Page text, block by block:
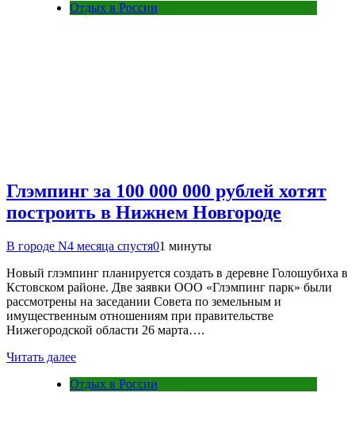
Отдых в России
Глэмпинг за 100 000 000 рублей хотят
построить в Нижнем Новгороде
В городе N4 месяца спустя01 минуты
Новый глэмпинг планируется создать в деревне Голошубиха в
Кстовском районе. Две заявки ООО «Глэмпинг парк» были
рассмотрены на заседании Совета по земельным и
имущественным отношениям при правительстве
Нижегородской области 26 марта….
Читать далее
Отдых в России